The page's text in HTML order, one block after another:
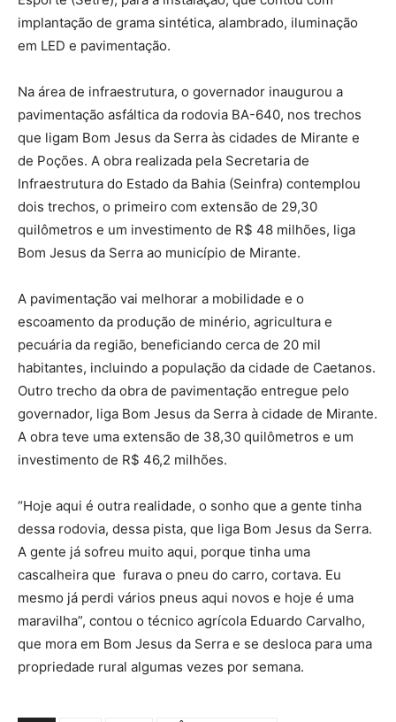
implantação de grama sintética, alambrado, iluminação
em LED e pavimentação.
Na área de infraestrutura, o governador inaugurou a
pavimentação asfáltica da rodovia BA-640, nos trechos
que ligam Bom Jesus da Serra às cidades de Mirante e
de Poções. A obra realizada pela Secretaria de
Infraestrutura do Estado da Bahia (Seinfra) contemplou
dois trechos, o primeiro com extensão de 29,30
quilômetros e um investimento de R$ 48 milhões, liga
Bom Jesus da Serra ao município de Mirante.
A pavimentação vai melhorar a mobilidade e o
escoamento da produção de minério, agricultura e
pecuária da região, beneficiando cerca de 20 mil
habitantes, incluindo a população da cidade de Caetanos.
Outro trecho da obra de pavimentação entregue pelo
governador, liga Bom Jesus da Serra à cidade de Mirante.
A obra teve uma extensão de 38,30 quilômetros e um
investimento de R$ 46,2 milhões.
“Hoje aqui é outra realidade, o sonho que a gente tinha
dessa rodovia, dessa pista, que liga Bom Jesus da Serra.
A gente já sofreu muito aqui, porque tinha uma
cascalheira que furava o pneu do carro, cortava. Eu
mesmo já perdi vários pneus aqui novos e hoje é uma
maravilha”, contou o técnico agrícola Eduardo Carvalho,
que mora em Bom Jesus da Serra e se desloca para uma
propriedade rural algumas vezes por semana.